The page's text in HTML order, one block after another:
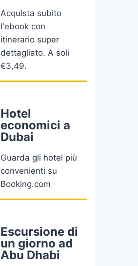
Acquista subito
l'ebook con
itinerario super
dettagliato. A soli
€3,49.
Hotel
economici a
Dubai
Guarda gli hotel più
convenienti su
Booking.com
Escursione di
un giorno ad
Abu Dhabi